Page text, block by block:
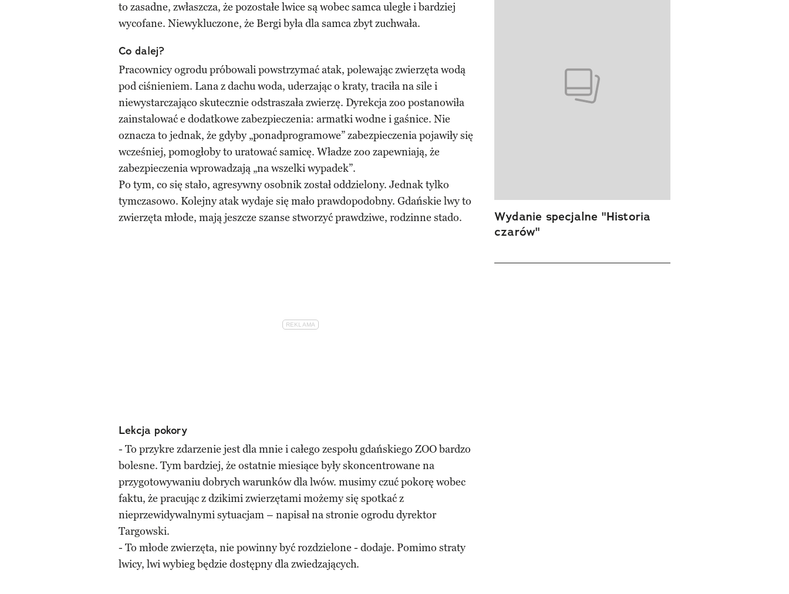
to zasadne, zwłaszcza, że pozostałe lwice są wobec samca uległe i bardziej
wycofane. Niewykluczone, że Bergi była dla samca zbyt zuchwała.
Co dalej?
Pracownicy ogrodu próbowali powstrzymać atak, polewając zwierzęta wodą
pod ciśnieniem. Lana z dachu woda, uderzając o kraty, traciła na sile i
niewystarczająco skutecznie odstraszała zwierzę. Dyrekcja zoo postanowiła
zainstalować e dodatkowe zabezpieczenia: armatki wodne i gaśnice. Nie
oznacza to jednak, że gdyby „ponadprogramowe” zabezpieczenia pojawiły się
wcześniej, pomogłoby to uratować samicę. Władze zoo zapewniają, że
zabezpieczenia wprowadzają „na wszelki wypadek”.
Po tym, co się stało, agresywny osobnik został oddzielony. Jednak tylko
tymczasowo. Kolejny atak wydaje się mało prawdopodobny. Gdańskie lwy to
zwierzęta młode, mają jeszcze szanse stworzyć prawdziwe, rodzinne stado.
Lekcja pokory
- To przykre zdarzenie jest dla mnie i całego zespołu gdańskiego ZOO bardzo
bolesne. Tym bardziej, że ostatnie miesiące były skoncentrowane na
przygotowywaniu dobrych warunków dla lwów. musimy czuć pokorę wobec
faktu, że pracując z dzikimi zwierzętami możemy się spotkać z
nieprzewidywalnymi sytuacjam – napisał na stronie ogrodu dyrektor
Targowski.
- To młode zwierzęta, nie powinny być rozdzielone - dodaje. Pomimo straty
lwicy, lwi wybieg będzie dostępny dla zwiedzających.
Wydanie specjalne "Historia
czarów"